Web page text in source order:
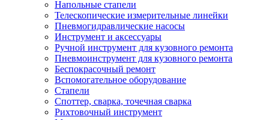
Напольные стапели
Телескопические измерительные линейки
Пневмогидравлические насосы
Инструмент и аксессуары
Ручной инструмент для кузовного ремонта
Пневмоинструмент для кузовного ремонта
Беспокрасочный ремонт
Вспомогательное оборудование
Стапели
Споттер, сварка, точечная сварка
Рихтовочный инструмент